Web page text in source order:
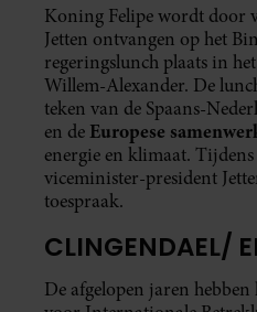
Koning Felipe wordt door
Jetten ontvangen op het
regeringslunch plaats in
Willem-Alexander. De
teken van de Spaans-
en de Europese
energie en klimaat.
viceminister-president
toespraak.
CLINGENDAEL/
De afgelopen jaren